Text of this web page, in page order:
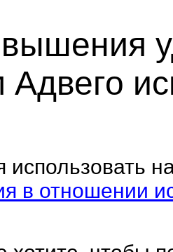
Адвего
использовать
в отношении